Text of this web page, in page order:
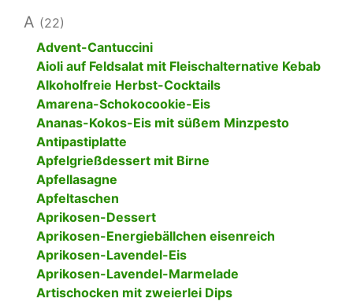
A (22)
Advent-Cantuccini
Aioli auf Feldsalat mit Fleischalternative Kebab
Alkoholfreie Herbst-Cocktails
Amarena-Schokocookie-Eis
Ananas-Kokos-Eis mit süßem Minzpesto
Antipastiplatte
Apfelgrießdessert mit Birne
Apfellasagne
Apfeltaschen
Aprikosen-Dessert
Aprikosen-Energiebällchen eisenreich
Aprikosen-Lavendel-Eis
Aprikosen-Lavendel-Marmelade
Artischocken mit zweierlei Dips